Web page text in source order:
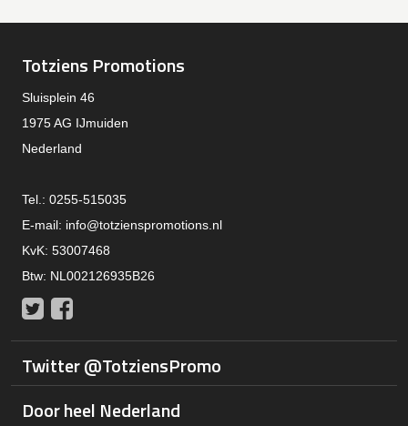
Totziens Promotions
Sluisplein 46
1975 AG IJmuiden
Nederland
Tel.: 0255-515035
E-mail: info@totzienspromotions.nl
KvK: 53007468
Btw: NL002126935B26
Twitter
Twitter @TotziensPromo
Door heel Nederland